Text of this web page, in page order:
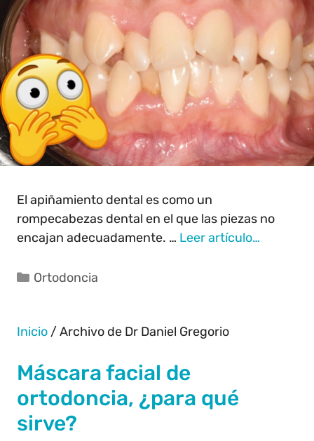
El apiñamiento dental es como un
rompecabezas dental en el que las piezas no
encajan adecuadamente. … Leer artículo…
Ortodoncia
Inicio /Archivo de Dr Daniel Gregorio
Máscara facial de
ortodoncia, ¿para qué
sirve?